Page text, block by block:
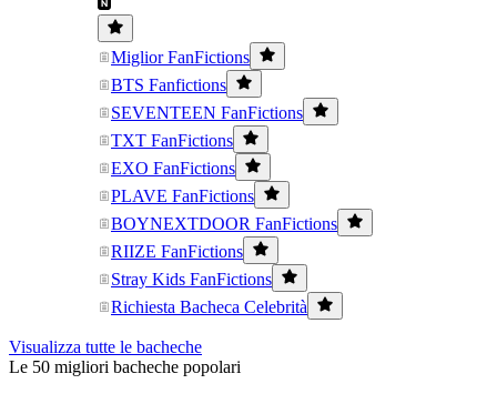
Miglior FanFictions
BTS Fanfictions
SEVENTEEN FanFictions
TXT FanFictions
EXO FanFictions
PLAVE FanFictions
BOYNEXTDOOR FanFictions
RIIZE FanFictions
Stray Kids FanFictions
Richiesta Bacheca Celebrità
Visualizza tutte le bacheche
Le 50 migliori bacheche popolari